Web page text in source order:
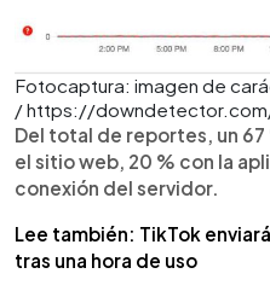
Fotocaptura: imagen de
/ https://
Del total de reportes, un
el sitio web, 20 % con la
conexión del servidor.
Lee también: TikTok
tras una hora de uso